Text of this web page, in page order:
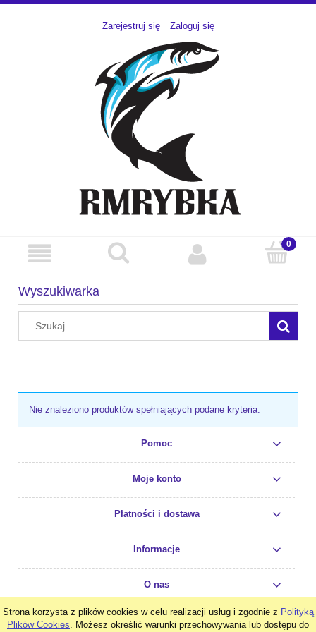
Strona korzysta z plików cookies w celu realizacji usług i zgodnie z Polityką
Plików Cookies. Możesz określić warunki przechowywania lub dostępu do
Zarejestruj się Zaloguj się
Wyszukiwarka
Nie znaleziono produktów spełniających podane kryteria.
Pomoc
Moje konto
Płatności i dostawa
Informacje
O nas
pokaż pełną wersję strony